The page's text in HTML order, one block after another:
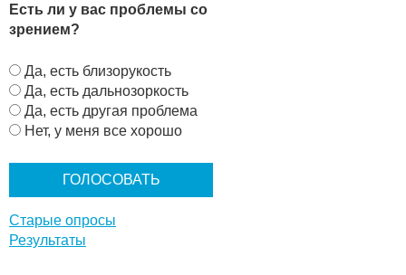
Есть ли у вас проблемы со
зрением?
В
а
р
и
Да, есть близорукость
Да, есть дальнозоркость
Да, есть другая проблема
Нет, у меня все хорошо
Старые опросы
Результаты